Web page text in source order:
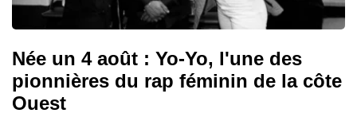
Née un 4 août : Yo-Yo, l'une des
pionnières du rap féminin de la côte
Ouest